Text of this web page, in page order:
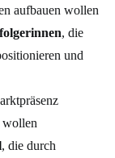
aufbauen wollen
, die
und
wollen
, die durch